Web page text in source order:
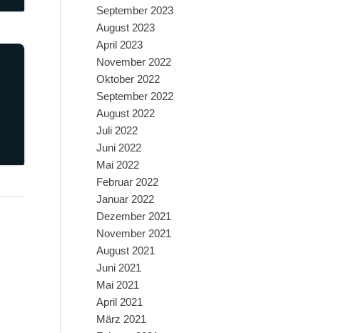
September 2023
August 2023
April 2023
November 2022
Oktober 2022
September 2022
August 2022
Juli 2022
Juni 2022
Mai 2022
Februar 2022
Januar 2022
Dezember 2021
November 2021
August 2021
Juni 2021
Mai 2021
April 2021
März 2021